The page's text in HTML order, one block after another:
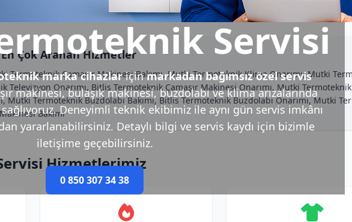
Servisi
marka cihazlariçinmarkadan bağımsız özel servis
makinesi, bulaşık makinesi, buzdolabı ve klima arızalarında
Deneyimli teknik ekibimiz ile aynı gün servis imkânı
yararlanabilirsiniz. Detaylı bilgi ve servis kaydı için bizimle
iletişime geçebilirsiniz.
0 850 307 34 38
Çok Aranan Hizmetler
Termoteknik Çamaşır Makinesi Bakımı, Mutki Termoteknik Klima Onarımı, Mutki
Onarımı, Bitlis Termoteknik Çamaşır Makinesi Onarımı, Mutki
Termoteknik Buzdolabı Bakımı, Bitlis Termoteknik Buzdolabı Onarımı, Mutki
Bakımı
Hizmetlerimiz